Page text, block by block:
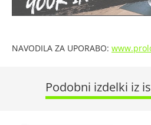
NAVODILA ZA UPORABO:
Podobni izdelki iz